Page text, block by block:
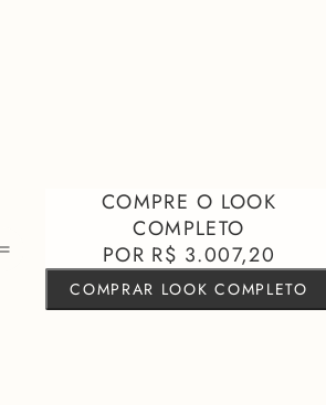
que estruturam a silhueta
personalizado ACTION com design exclusivo
metálicas que adicionam um toque vanguardista
em Crepe de Acetato de alta qualidade
sofisticada e contemporânea
R$ 3.007,20
COMPRAR LOOK COMPLETO